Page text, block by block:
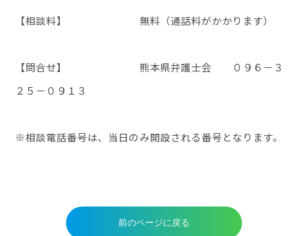
【相談料】 無料（通話料がかかります）
【問合せ】 熊本県弁護士会 ０９６－３
２５－０９１３
※相談電話番号は、当日のみ開設される番号となります。